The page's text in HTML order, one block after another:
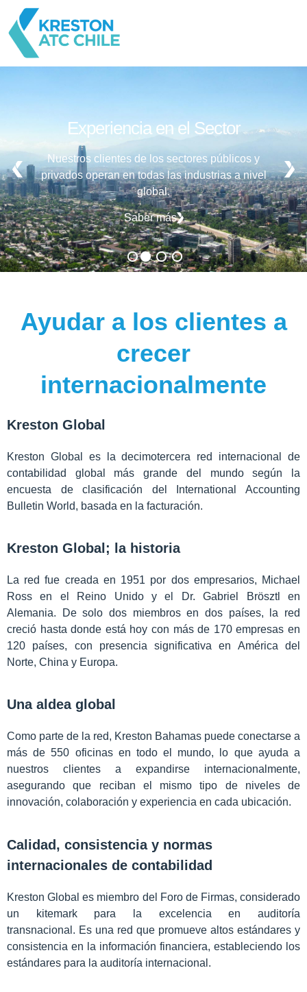
Experiencia en el Sector
Nuestros clientes de los sectores públicos y
privados operan en todas las industrias a nivel
global.
Saber más
Ayudar a los clientes a
crecer
internacionalmente
Kreston Global
Kreston Global es la decimotercera red internacional de
contabilidad global más grande del mundo según la
encuesta de clasificación del International Accounting
Bulletin World, basada en la facturación.
Kreston Global; la historia
La red fue creada en 1951 por dos empresarios, Michael
Ross en el Reino Unido y el Dr. Gabriel Brösztl en
Alemania. De solo dos miembros en dos países, la red
creció hasta donde está hoy con más de 170 empresas en
120 países, con presencia significativa en América del
Norte, China y Europa.
Una aldea global
Como parte de la red, Kreston Bahamas puede conectarse a
más de 550 oficinas en todo el mundo, lo que ayuda a
nuestros clientes a expandirse internacionalmente,
asegurando que reciban el mismo tipo de niveles de
innovación, colaboración y experiencia en cada ubicación.
Calidad, consistencia y normas
internacionales de contabilidad
Kreston Global es miembro del Foro de Firmas, considerado
un kitemark para la excelencia en auditoría
transnacional. Es una red que promueve altos estándares y
consistencia en la información financiera, estableciendo los
estándares para la auditoría internacional.